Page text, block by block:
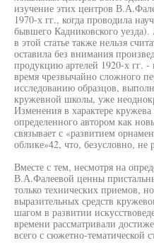
изучение этих центров
1970-х гг., когда проводила
бывшего Кадниковского
в этой статье также нельзя
оставила без внимания
продукцию артелей 1920-х гг.
время чрезвычайно сложного
исследованию образцов,
кружевной школы, уже
Изменения в характере
определенного автором как
связывает с «развитием
облике»42, что, безусловно, не
Вместе с тем, несмотря на
В.А.Фалеевой ценны
только технических приемов,
выразительных средств
шагом в развитии
времени рассматривали
всего с сюжетно-тематической